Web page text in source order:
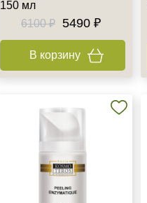
150 мл
6100 ₽ 5490 ₽
В корзину